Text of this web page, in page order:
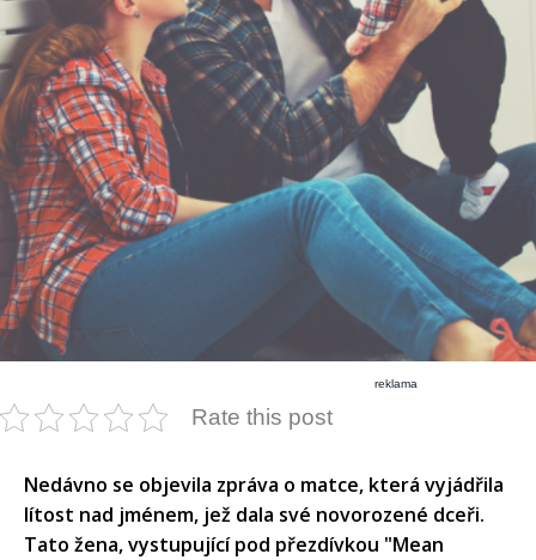
reklama
Rate this post
​Nedávno se objevila zpráva o matce, která vyjádřila
lítost nad jménem, jež dala své novorozené dceři.
Tato žena, vystupující pod přezdívkou "Mean